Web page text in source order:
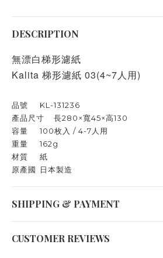
DESCRIPTION
無漂白梯形濾紙
Kalita 梯形濾紙 03(4~7人用)
品號
KL-131236
產品尺寸
長280×寬45×高130
容量
100枚入 / 4-7人用
重量
162g
材質
紙
原產國
日本製造
SHIPPING & PAYMENT
CUSTOMER REVIEWS